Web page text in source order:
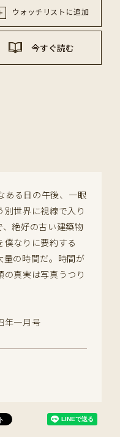
ウォッチリストに追加
今すぐ読む
ある日の午後、一眼
別世界に視線で入り
絶好の古い建築物
僕なりに要約する
量の時間だ。時間が
真実は写真うつり
年一月号